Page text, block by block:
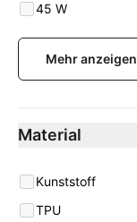
45 W
Mehr anzeigen
Material
Material
Kunststoff
TPU